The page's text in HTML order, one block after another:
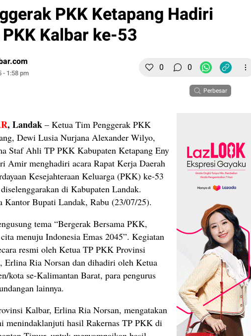
PKK Ketapang Hadiri
Kalbar ke-53
- 1:58 pm 0 0
Perbesar
, Landak – Ketua Tim Penggerak PKK
Dewi Lusia Nurjana Alexander Wilyo,
Staf Ahli TP PKK Kabupaten Ketapang Eny
Amir menghadiri acara Rapat Kerja Daerah
Kesejahteraan Keluarga (PKK) ke-53
di Kabupaten Landak.
Kantor Bupati Landak, Rabu (23/07/25).
tema “Bergerak Bersama PKK,
menuju Indonesia Emas 2045”. Kegiatan
resmi oleh Ketua TP PKK Provinsi
Erlina Ria Norsan dan dihadiri oleh Ketua
kota se-Kalimantan Barat, para pengurus
lainnya.
Kalbar, Erlina Ria Norsan, mengatakan
menindaklanjuti hasil Rakernas TP PKK di